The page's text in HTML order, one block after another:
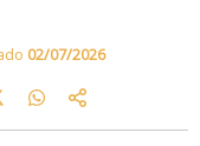
02/07/2026